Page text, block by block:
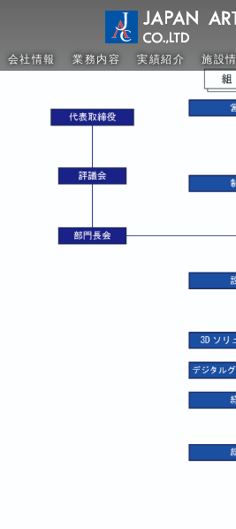
会社情報 業務内容 実績紹介 施設